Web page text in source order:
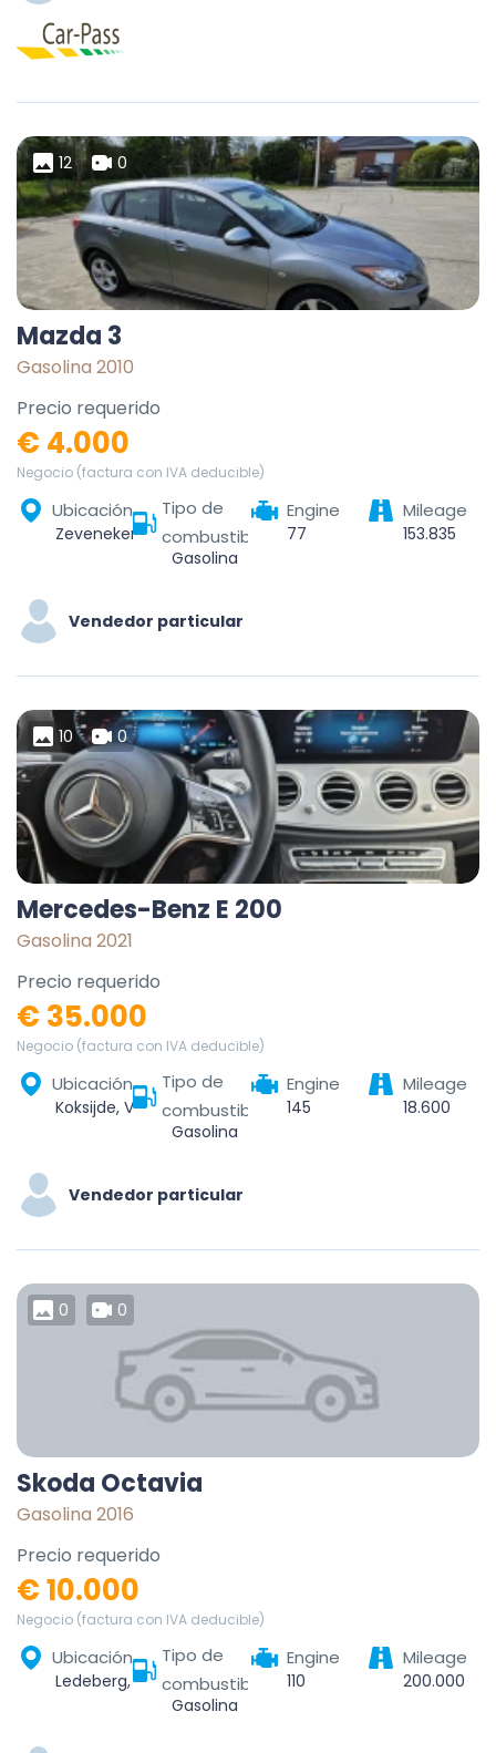
12 0
Mazda 3
Gasolina 2010
Precio requerido
€ 4.000
Negocio (factura con IVA deducible)
Ubicación
Zeveneken, Lochristi, Gent, Oost-Vlaanderen, Vlaanderen, België
Tipo de
combustible
Gasolina
Engine
77
Mileage
153.835
Vendedor particular
10 0
Mercedes-Benz E 200
Gasolina 2021
Precio requerido
€ 35.000
Negocio (factura con IVA deducible)
Ubicación
Koksijde, Veurne, West-Vlaanderen, Vlaanderen, 8670, België
Tipo de
combustible
Gasolina
Engine
145
Mileage
18.600
Vendedor particular
0 0
Skoda Octavia
Gasolina 2016
Precio requerido
€ 10.000
Negocio (factura con IVA deducible)
Ubicación
Ledeberg, Gent, Oost-Vlaanderen, Vlaanderen, België
Tipo de
combustible
Gasolina
Engine
110
Mileage
200.000